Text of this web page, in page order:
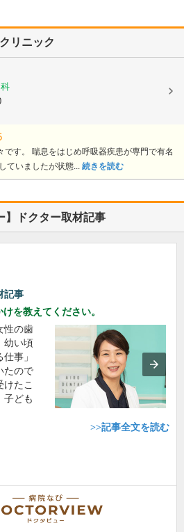
リニック
す。 喘息をはじめ呼吸器疾患が専門で有名
ていましたが状態... 続きを読む
】ドクター取材記事
記事
を教えてください。
性の歯
幼い頃
事」
たので
けたこ
子ども
>>記事全文を読む